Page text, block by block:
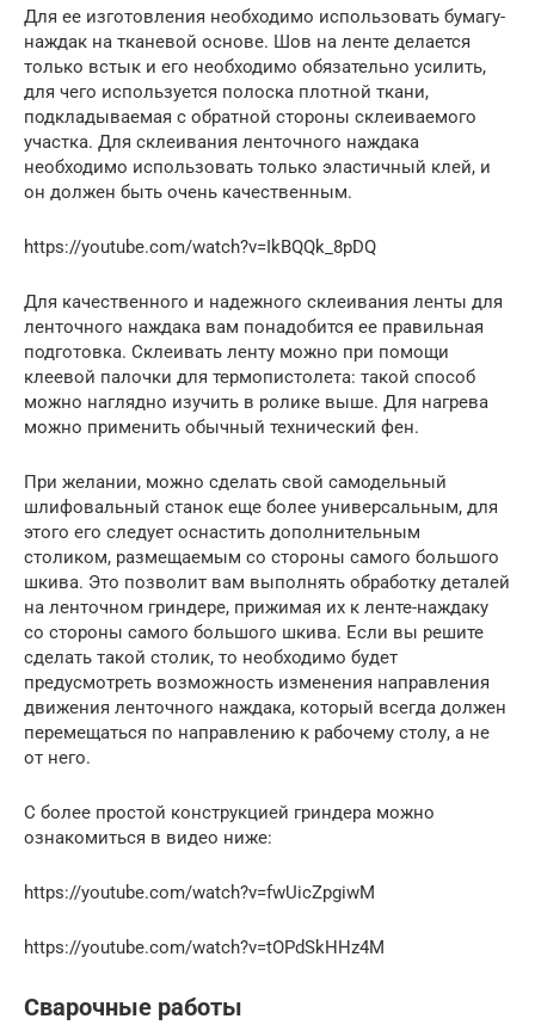
Для ее изготовления необходимо использовать бумагу-
наждак на тканевой основе. Шов на ленте делается
только встык и его необходимо обязательно усилить,
для чего используется полоска плотной ткани,
подкладываемая с обратной стороны склеиваемого
участка. Для склеивания ленточного наждака
необходимо использовать только эластичный клей, и
он должен быть очень качественным.
https://youtube.com/watch?v=IkBQQk_8pDQ
Для качественного и надежного склеивания ленты для
ленточного наждака вам понадобится ее правильная
подготовка. Склеивать ленту можно при помощи
клеевой палочки для термопистолета: такой способ
можно наглядно изучить в ролике выше. Для нагрева
можно применить обычный технический фен.
При желании, можно сделать свой самодельный
шлифовальный станок еще более универсальным, для
этого его следует оснастить дополнительным
столиком, размещаемым со стороны самого большого
шкива. Это позволит вам выполнять обработку деталей
на ленточном гриндере, прижимая их к ленте-наждаку
со стороны самого большого шкива. Если вы решите
сделать такой столик, то необходимо будет
предусмотреть возможность изменения направления
движения ленточного наждака, который всегда должен
перемещаться по направлению к рабочему столу, а не
от него.
С более простой конструкцией гриндера можно
ознакомиться в видео ниже:
https://youtube.com/watch?v=fwUicZpgiwM
https://youtube.com/watch?v=tOPdSkHHz4M
Сварочные работы